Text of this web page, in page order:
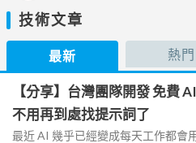
技術文章
最新 熱門
【分享】台灣團隊開發 免費
不用再到處找提示詞了
最近 AI 幾乎已經變成每天工作都會